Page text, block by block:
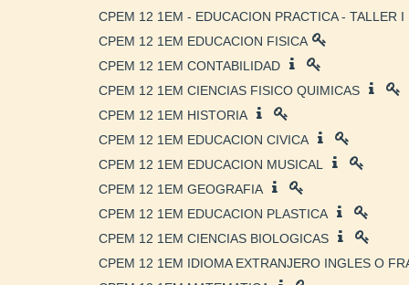
CPEM 12 1EM - EDUCACION PRACTICA - TALLER I
CPEM 12 1EM EDUCACION FISICA
CPEM 12 1EM CONTABILIDAD
CPEM 12 1EM CIENCIAS FISICO QUIMICAS
CPEM 12 1EM HISTORIA
CPEM 12 1EM EDUCACION CIVICA
CPEM 12 1EM EDUCACION MUSICAL
CPEM 12 1EM GEOGRAFIA
CPEM 12 1EM EDUCACION PLASTICA
CPEM 12 1EM CIENCIAS BIOLOGICAS
CPEM 12 1EM IDIOMA EXTRANJERO INGLES O